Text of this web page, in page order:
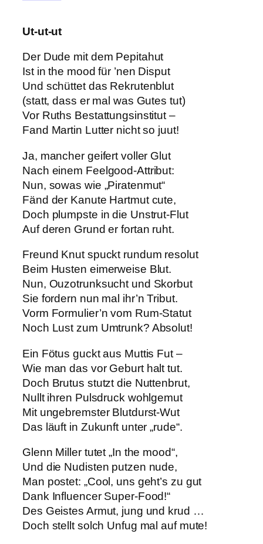
Ut-ut-ut
Der Dude mit dem Pepitahut
Ist in the mood für ’nen Disput
Und schüttet das Rekrutenblut
(statt, dass er mal was Gutes tut)
Vor Ruths Bestattungsinstitut –
Fand Martin Lutter nicht so juut!
Ja, mancher geifert voller Glut
Nach einem Feelgood-Attribut:
Nun, sowas wie „Piratenmut“
Fänd der Kanute Hartmut cute,
Doch plumpste in die Unstrut-Flut
Auf deren Grund er fortan ruht.
Freund Knut spuckt rundum resolut
Beim Husten eimerweise Blut.
Nun, Ouzotrunksucht und Skorbut
Sie fordern nun mal ihr’n Tribut.
Vorm Formulier’n vom Rum-Statut
Noch Lust zum Umtrunk? Absolut!
Ein Fötus guckt aus Muttis Fut –
Wie man das vor Geburt halt tut.
Doch Brutus stutzt die Nuttenbrut,
Nullt ihren Pulsdruck wohlgemut
Mit ungebremster Blutdurst-Wut
Das läuft in Zukunft unter „rude“.
Glenn Miller tutet „In the mood“,
Und die Nudisten putzen nude,
Man postet: „Cool, uns geht’s zu gut
Dank Influencer Super-Food!“
Des Geistes Armut, jung und krud …
Doch stellt solch Unfug mal auf mute!